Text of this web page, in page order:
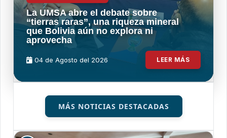
La UMSA abre el debate sobre
“tierras raras”, una riqueza mineral
que Bolivia aún no explora ni
aprovecha
04 de Agosto del 2026 LEER MÁS
MÁS NOTICIAS DESTACADAS